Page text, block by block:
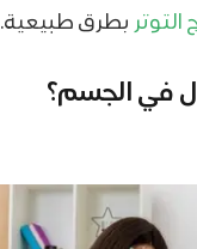
التوتر بطرق طبيعية.
في الجسم؟